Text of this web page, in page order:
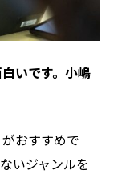
いです。小嶋
おすすめで
いジャンルを